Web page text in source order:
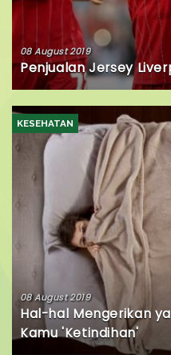
08 August 2019
Penjualan Jersey
KESEHATAN
08 August 2019
Hal-hal Mengerikan
Kamu 'Ketindihan'